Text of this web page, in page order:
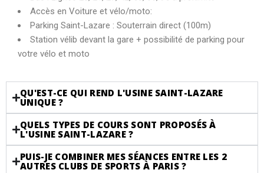
Accès en Voiture et vélo/moto:
Parking Saint-Lazare : Souterrain direct (100m)
Station vélib devant la gare + possibilité de parking pour
votre vélo et moto
QU'EST-CE QUI REND L'USINE SAINT-LAZARE
UNIQUE ?
QUELS TYPES DE COURS SONT PROPOSÉS À
L'USINE SAINT-LAZARE ?
PUIS-JE COMBINER MES SÉANCES ENTRE LES 2
AUTRES CLUBS DE SPORTS À PARIS ?